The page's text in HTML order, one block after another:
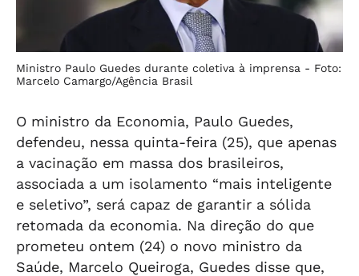
Ministro Paulo Guedes durante coletiva à imprensa - Foto:
Marcelo Camargo/Agência Brasil
O ministro da Economia, Paulo Guedes,
defendeu, nessa quinta-feira (25), que apenas
a vacinação em massa dos brasileiros,
associada a um isolamento “mais inteligente
e seletivo”, será capaz de garantir a sólida
retomada da economia. Na direção do que
prometeu ontem (24) o novo ministro da
Saúde, Marcelo Queiroga, Guedes disse que,